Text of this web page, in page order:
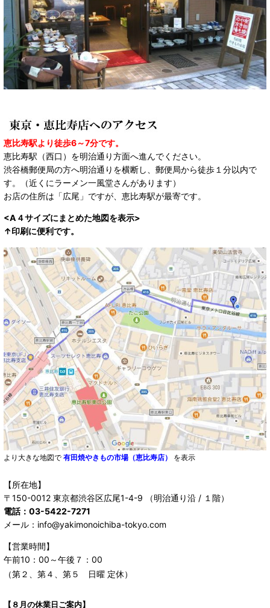
恵比寿駅より徒歩6～7分です。
恵比寿駅（西口）を明治通り方面へ進んでください。
渋谷橋郵便局の方へ明治通りを横断し、郵便局から徒歩１分以内で
す。（近くにラーメン一風堂さんがあります）
お店の住所は「広尾」ですが、恵比寿駅が最寄です。
<A４サイズにまとめた地図を表示>
↑印刷に便利です。
より大きな地図で 有田焼やきもの市場（恵比寿店） を表示
【所在地】
〒150-0012 東京都渋谷区広尾1-4-9 （明治通り沿 / １階）
電話：03-5422-7271
メール：info@yakimonoichiba-tokyo.com
【営業時間】
午前10：00～午後７：00
（第２、第４、第５ 日曜 定休）
【８月の休業日ご案内】